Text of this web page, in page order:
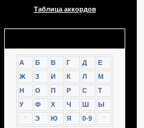
Таблица аккордов
А Б В Г Д
Е
Ж
З И К Л
М
Н
О П Р С
Т
У
Ф Х Ч Ш
Ы
Э Ю Я 0-9